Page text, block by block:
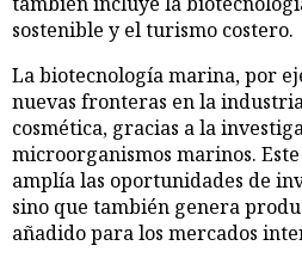
sostenible y el turismo costero.
La biotecnología marina, por
nuevas fronteras en la
cosmética, gracias a la
microorganismos marinos.
amplía las oportunidades de
sino que también genera
añadido para los mercados